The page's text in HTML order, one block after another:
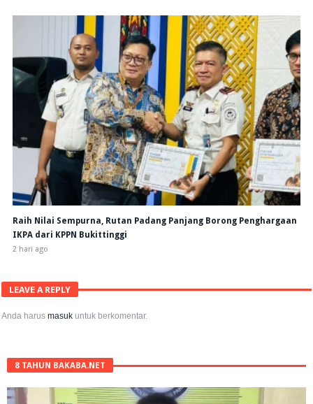
Raih Nilai Sempurna, Rutan Padang Panjang Borong Penghargaan
IKPA dari KPPN Bukittinggi
2 hari ago
LEAVE A REPLY
Anda harusmasuk untuk berkomentar.
8 TAHUN BAKABA.NET